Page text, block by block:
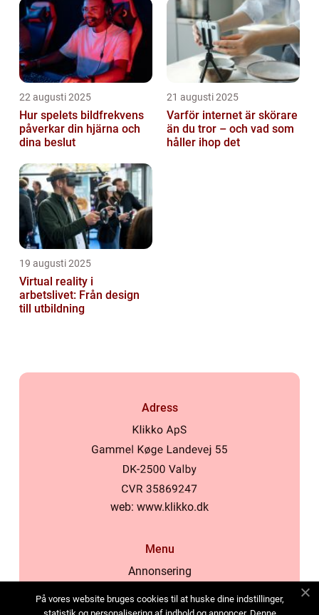
22 augusti 2025
Hur spelets bildfrekvens
påverkar din hjärna och
dina beslut
21 augusti 2025
Varför internet är skörare
än du tror – och vad som
håller ihop det
19 augusti 2025
Virtual reality i
arbetslivet: Från design
till utbildning
Adress
web: www.klikko.dk
Menu
Annonsering
Cookies
På vores website bruges cookies til at huske dine indstillinger,